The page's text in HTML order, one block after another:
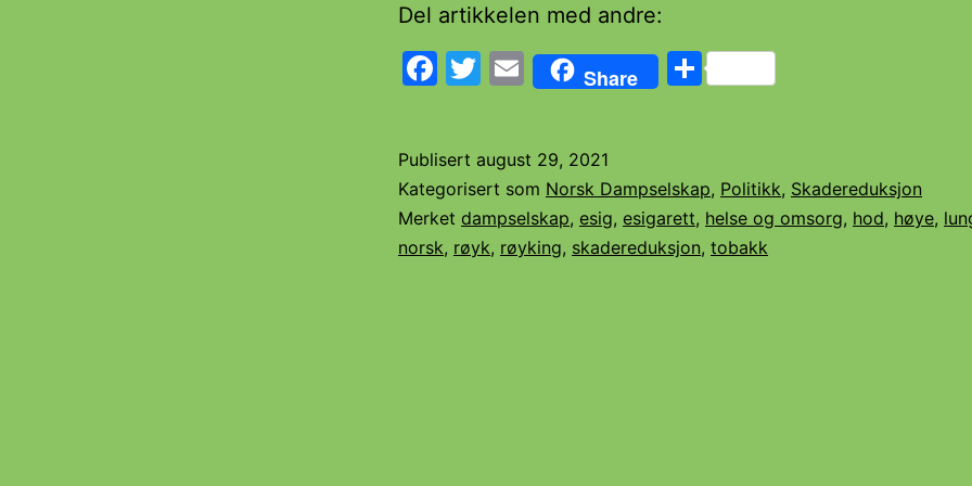
Del artikkelen med andre:
Facebook
Twitter
EmailShare Share
Publisert august 29, 2021
Kategorisert som Norsk Dampselskap, Politikk, Skadereduksjon
Merket dampselskap, esig, esigarett, helse og omsorg, hod, høye,
norsk, røyk, røyking, skadereduksjon, tobakk